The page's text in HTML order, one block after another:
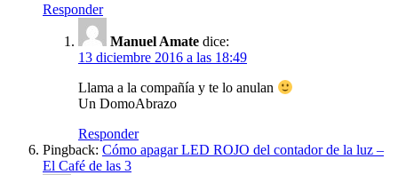
Responder
Manuel Amate dice:
13 diciembre 2016 a las 18:49
Llama a la compañía y te lo anulan
Un DomoAbrazo
Responder
Pingback: Cómo apagar LED ROJO del contador de la luz –
El Café de las 3